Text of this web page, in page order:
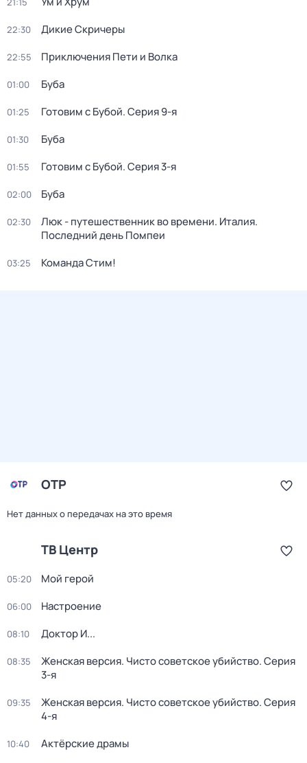
22:30 Дикие Скричеры
22:55 Приключения Пети и Волка
01:00 Буба
01:25 Готовим с Бубой. Серия 9-я
01:30 Буба
01:55 Готовим с Бубой. Серия 3-я
02:00 Буба
02:30
Люк - путешественник во времени. Италия.
Последний день Помпеи
03:25 Команда Стим!
ОТР
Нет данных о передачах на это время
ТВ Центр
05:20 Мой герой
06:00 Настроение
08:10 Доктор И...
08:35 Женская версия. Чисто советское убийство. Серия
3-я
09:35 Женская версия. Чисто советское убийство. Серия
4-я
10:40 Актёрские драмы